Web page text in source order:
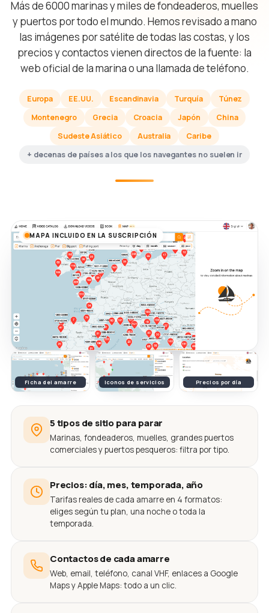
Más de 6000 marinas y miles de fondeaderos, muelles
y puertos por todo el mundo. Hemos revisado a mano
las imágenes por satélite de todas las costas, y los
precios y contactos vienen directos de la fuente: la
web oficial de la marina o una llamada de teléfono.
Europa EE.UU. Escandinavia Turquía
Túnez
Montenegro
Grecia Croacia Japón
China
Sudeste Asiático
Australia
Caribe
+ decenas de países a los que los navegantes no suelen ir
MAPA INCLUIDO EN LA SUSCRIPCIÓN
Ficha del amarre Iconos de servicios Precios por día
5 tipos de sitio para parar
Marinas, fondeaderos, muelles, grandes puertos
comerciales y puertos pesqueros: filtra por tipo.
Precios: día, mes, temporada, año
Tarifas reales de cada amarre en 4 formatos:
eliges según tu plan, una noche o toda la
temporada.
Contactos de cada amarre
Web, email, teléfono, canal VHF, enlaces a Google
Maps y Apple Maps: todo a un clic.